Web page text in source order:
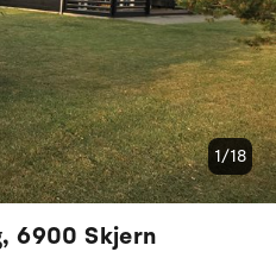
6900 Skjern
1/18